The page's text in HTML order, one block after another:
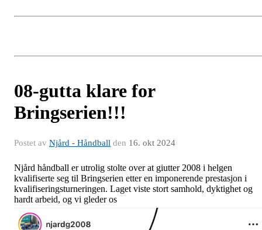
08-gutta klare for
Bringserien!!!
Postet av Njård - Håndball den 16. okt 2024
Njård håndball er utrolig stolte over at giutter 2008 i helgen
kvalifiserte seg til Bringserien etter en imponerende prestasjon i
kvalifiseringsturneringen. Laget viste stort samhold, dyktighet og
hardt arbeid, og vi gleder os